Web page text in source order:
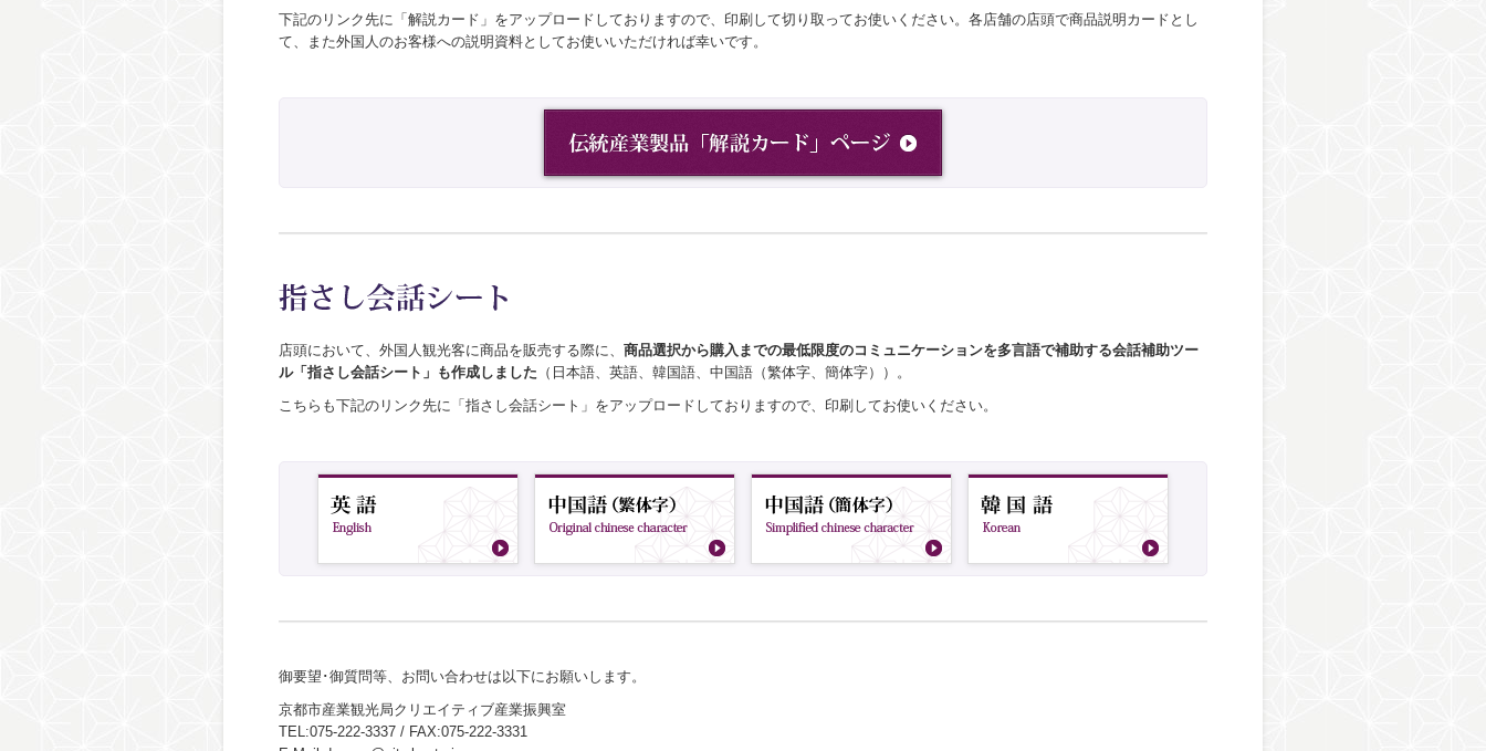
下記のリンク先に「解説カード」をアップロードしておりますので、印刷して切り取ってお使いください。各店舗の店頭で商品説明カードとし
て、また外国人のお客様への説明資料としてお使いいただければ幸いです。
店頭において、外国人観光客に商品を販売する際に、 商品選択から購入までの最低限度のコミュニケーションを多言語で補助する会話補助ツー
ル「指さし会話シート」も作成しました （日本語、英語、韓国語、中国語（繁体字、簡体字））。
こちらも下記のリンク先に「指さし会話シート」をアップロードしておりますので、印刷してお使いください。
御要望･御質問等、お問い合わせは以下にお願いします。
京都市産業観光局クリエイティブ産業振興室
TEL:075-222-3337 / FAX:075-222-3331